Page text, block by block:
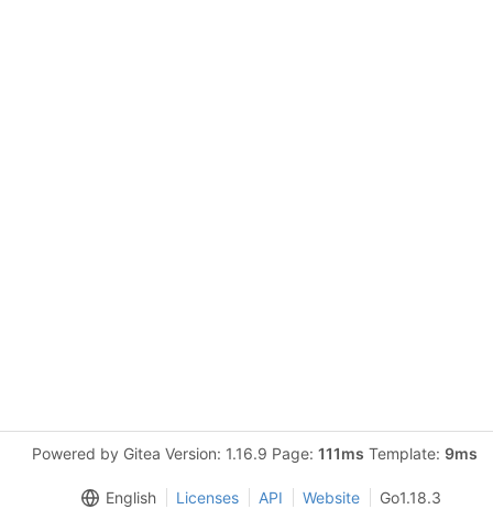
Powered by Gitea Version: 1.16.9 Page: 111ms Template: 9ms
English Licenses API Website Go1.18.3